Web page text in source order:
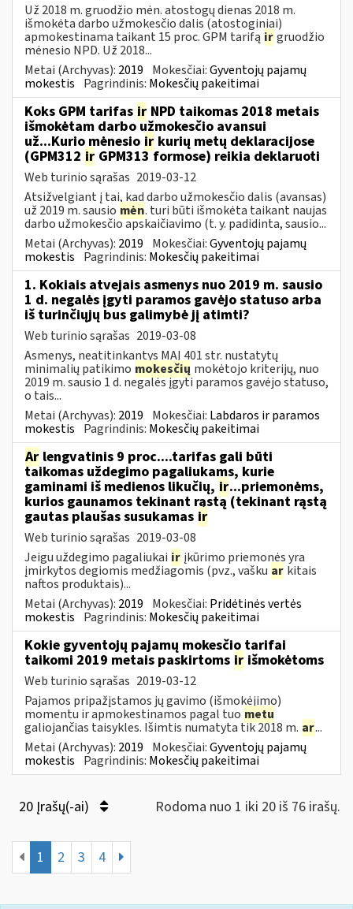
Už 2018 m. gruodžio mėn. atostogų dienas 2018 m.
išmokėta darbo užmokesčio dalis (atostoginiai)
apmokestinama taikant 15 proc. GPM tarifą irgruodžio
mėnesio NPD. Už 2018...
Metai (Archyvas): 2019 Mokesčiai:Gyventojų pajamų
mokestis Pagrindinis: Mokesčių pakeitimai
Koks GPM tarifas ir NPD taikomas 2018 metais
išmokėtam darbo užmokesčio avansui
už...Kurio mėnesio ir kurių metų deklaracijose
(GPM312 ir GPM313 formose) reikia deklaruoti
Web turinio sąrašas 2019-03-12
Atsižvelgiant į tai, kad darbo užmokesčio dalis (avansas)
už 2019 m. sausio mėn. turi būti išmokėta taikant naujas
darbo užmokesčio apskaičiavimo (t. y. padidinta, sausio...
Metai (Archyvas): 2019 Mokesčiai:Gyventojų pajamų
mokestis Pagrindinis: Mokesčių pakeitimai
1. Kokiais atvejais asmenys nuo 2019 m. sausio
1 d. negalės įgyti paramos gavėjo statuso arba
iš turinčiųjų bus galimybė jį atimti?
Web turinio sąrašas 2019-03-08
Asmenys, neatitinkantys MAĮ 401 str. nustatytų
minimalių patikimo mokesčių mokėtojo kriterijų, nuo
2019 m. sausio 1 d. negalės įgyti paramos gavėjo statuso,
o tais...
Metai (Archyvas): 2019 Mokesčiai: Labdaros ir paramos
mokestis Pagrindinis: Mokesčių pakeitimai
Ar lengvatinis 9 proc....tarifas gali būti
taikomas uždegimo pagaliukams, kurie
gaminami iš medienos likučių, ir...priemonėms,
kurios gaunamos tekinant rąstą (tekinant rąstą
gautas plaušas susukamas ir
Web turinio sąrašas 2019-03-08
Jeigu uždegimo pagaliukai ir įkūrimo priemonės yra
įmirkytos degiomis medžiagomis (pvz., vašku ar kitais
naftos produktais)...
Metai (Archyvas): 2019 Mokesčiai: Pridėtinės vertės
mokestis Pagrindinis: Mokesčių pakeitimai
Kokie gyventojų pajamų mokesčio tarifai
taikomi 2019 metais paskirtoms ir išmokėtoms
Web turinio sąrašas 2019-03-12
Pajamos pripažįstamos jų gavimo (išmokėjimo)
momentu ir apmokestinamos pagal tuo metu
galiojančias taisykles. Išimtis numatyta tik 2018 m. ar...
Metai (Archyvas): 2019 Mokesčiai:Gyventojų pajamų
mokestis Pagrindinis: Mokesčių pakeitimai
20 Įrašų(-ai) Rodoma nuo 1 iki 20 iš 76 irašų.
1 2 3 4